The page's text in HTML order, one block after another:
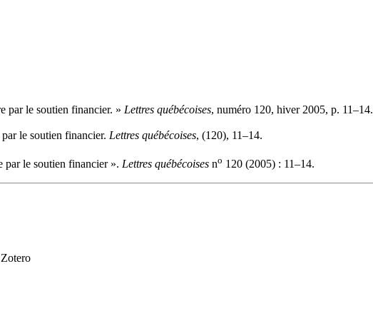
par le soutien financier. » Lettres québécoises, numéro 120, hiver 2005, p. 11–14.
le soutien financier. Lettres québécoises, (120), 11–14.
par le soutien financier ». Lettres québécoises no 120 (2005) : 11–14.